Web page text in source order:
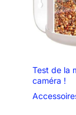
Test de la
caméra !